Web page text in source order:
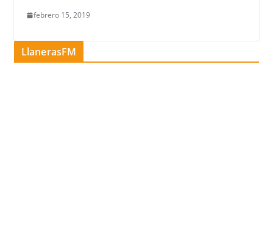
febrero 15, 2019
LlanerasFM